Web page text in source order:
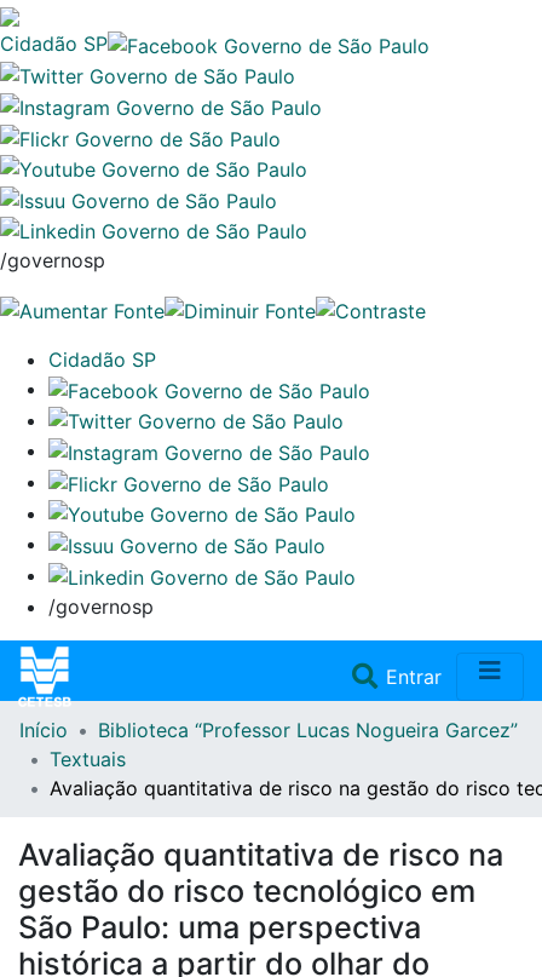
Cidadão SP
/governosp
Cidadão SP
/governosp
Entrar(current)
Home
Repositório
Doações/Aquisições
Início
Biblioteca “Professor Lucas Nogueira Garcez”
Textuais
Avaliação quantitativa de risco na gestão do risco
Avaliação quantitativa de risco na
gestão do risco tecnológico em
São Paulo: uma perspectiva
histórica a partir do olhar do